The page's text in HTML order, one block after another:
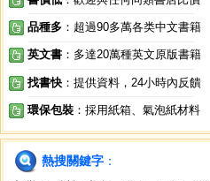
品種多 ：超過90多萬各类中文書籍
英文書 ：多達20萬種英文原版書籍
找書快 ：提供資料，24小時內反饋
環保包裝 ：採用紙箱、氣泡紙材料
熱搜關鍵字 ：